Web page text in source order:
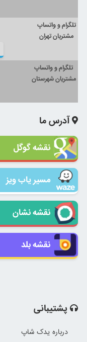
تلگرام و واتساپ
مشتریان تهران
تلگرام و واتساپ
مشتریان شهرستان
آدرس ما
نقشه گوگل
مسیر یاب ویز
نقشه نشان
نقشه بلد
پشتیبانی
درباره یدک شاپ